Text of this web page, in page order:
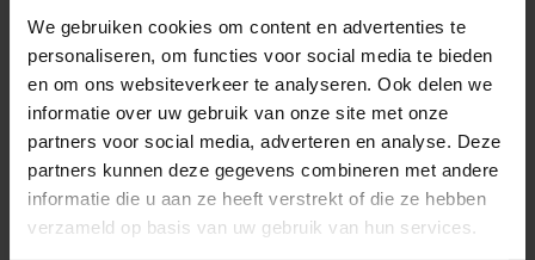
We gebruiken cookies om content en advertenties te
personaliseren, om functies voor social media te bieden
en om ons websiteverkeer te analyseren. Ook delen we
informatie over uw gebruik van onze site met onze
partners voor social media, adverteren en analyse. Deze
partners kunnen deze gegevens combineren met andere
informatie die u aan ze heeft verstrekt of die ze hebben
verzameld op basis van uw gebruik van hun services.
met een lengte van 78 mm. Dankzij de compacte
vorm en hoge lichtopbrengst is deze lamp ideaal
voor gebruik in wandlampen, vloerlampen,
schijnwerpers en andere armaturen met een R7S-
fitting.
Zuinige vervangerMet een energieverbruik van
slechts 11,5 watt vervangt deze LED-lamp